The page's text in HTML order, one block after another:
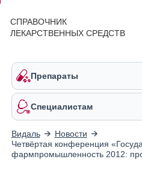
СПРАВОЧНИК
ЛЕКАРСТВЕННЫХ СРЕДСТВ
Препараты
Специалистам
Видаль
Новости
Четвёртая конференция
фармпромышленность 2012: